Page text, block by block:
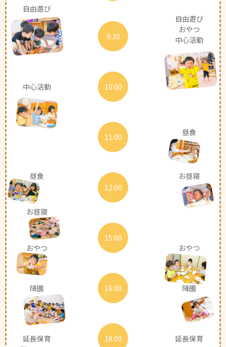
自由遊び
中心活動
昼食
お昼寝
おやつ
降園
延長保育
自由遊び
おやつ
中心活動
昼食
お昼寝
おやつ
降園
延長保育
9:30
10:00
11:00
12:00
15:00
16:00
18:00